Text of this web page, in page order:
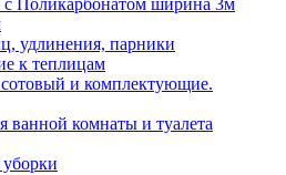
Поликарбонатом ширина 3м
удлинения, парники
к теплицам
и комплектующие.
ванной комнаты и туалета